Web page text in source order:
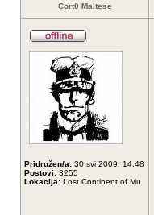
Cort0 Maltese
Pridružen/a: 30 svi 2009, 14:48
Postovi: 3255
Lokacija: Lost Continent of Mu